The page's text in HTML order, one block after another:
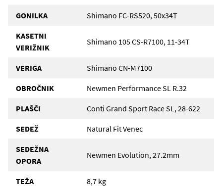
GONILKA Shimano FC-RS520, 50x34T
KASETNI
VERIŽNIK
Shimano 105 CS-R7100, 11-34T
VERIGA Shimano CN-M7100
OBROČNIK Newmen Performance SL R.32
PLAŠČI Conti Grand Sport Race SL, 28-622
SEDEŽ Natural Fit Venec
SEDEŽNA
OPORA
Newmen Evolution, 27.2mm
TEŽA 8,7 kg